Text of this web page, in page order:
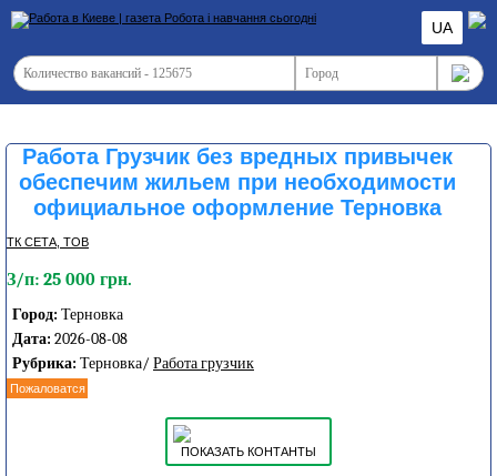
UA
Работа Грузчик без вредных привычек
обеспечим жильем при необходимости
официальное оформление Терновка
ТК СЕТА, ТОВ
З/п: 25 000 грн.
Город: Терновка
Дата: 2026-08-08
Рубрика: Терновка/ Работа грузчик
Пожаловатся
ПОКАЗАТЬ КОНТАНТЫ